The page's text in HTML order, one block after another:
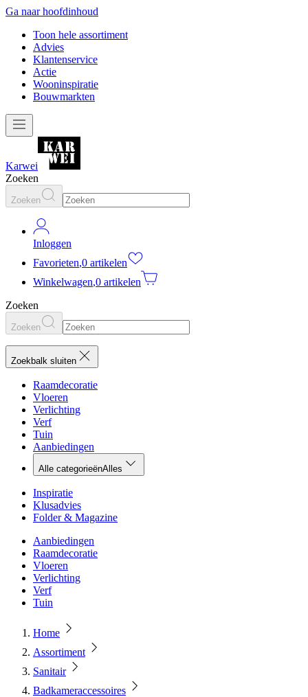
Ga naar hoofdinhoud
Toon hele assortiment
Advies
Klantenservice
Actie
Wooninspiratie
Bouwmarkten
Karwei
Zoeken
Zoeken
Inloggen
Favorieten,0 artikelen
Winkelwagen,0 artikelen
Zoeken
Zoeken
Zoekbalk sluiten
Raamdecoratie
Vloeren
Verlichting
Verf
Tuin
Aanbiedingen
Alle categorieënAlles
Inspiratie
Klusadvies
Folder & Magazine
Aanbiedingen
Raamdecoratie
Vloeren
Verlichting
Verf
Tuin
Home
Assortiment
Sanitair
Badkameraccessoires